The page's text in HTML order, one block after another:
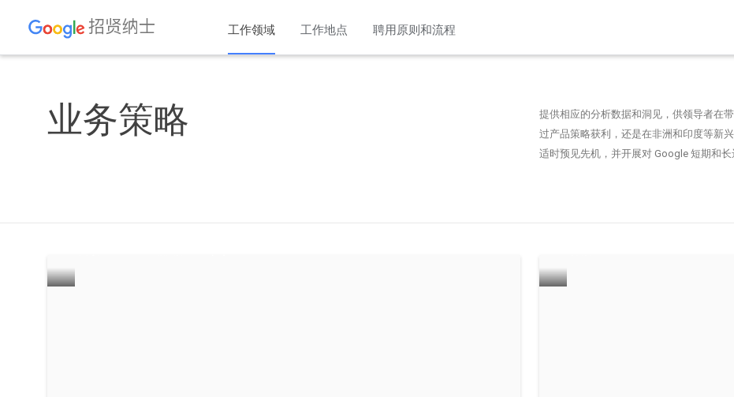
工作领域 工作地点 聘用原则和流程
业务策略
提供相应的分析数据和洞见，供领导者在
过产品策略获利，还是在非洲和印度等新
适时预见先机，并开展对 Google 短期和长